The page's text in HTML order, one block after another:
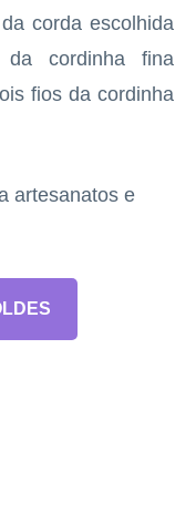
corda escolhida
cordinha fina
fios da cordinha
artesanatos e